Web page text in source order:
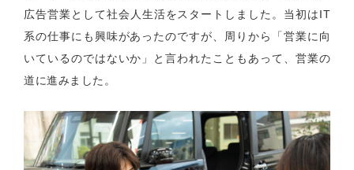
広告営業として社会人生活をスタートしました。当初はIT
系の仕事にも興味があったのですが、周りから「営業に向
いているのではないか」と言われたこともあって、営業の
道に進みました。